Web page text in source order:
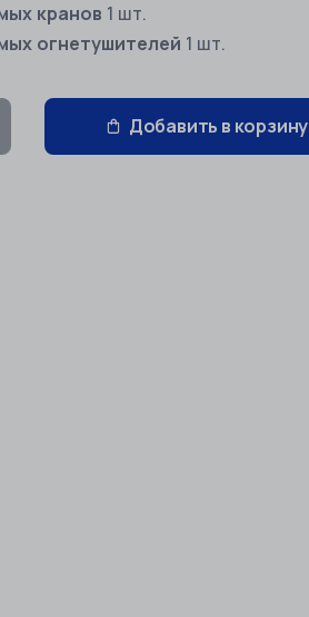
кранов 1 шт.
огнетушителей 1 шт.
Добавить в корзину